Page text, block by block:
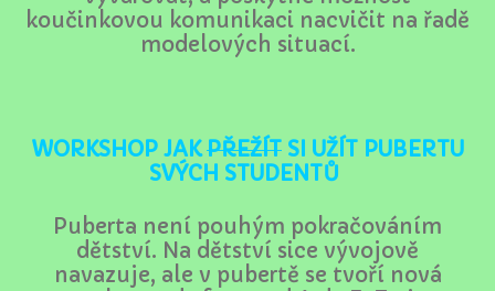
koučinkovou komunikaci nacvičit na řadě
modelových situací.
WORKSHOP JAKPŘEŽÍT SI UŽÍT PUBERTU
SVÝCH STUDENTŮ
Puberta není pouhým pokračováním
dětství. Na dětství sice vývojově
navazuje, ale v pubertě se tvoří nová